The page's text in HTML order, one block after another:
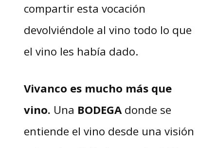
compartir esta vocación
devolviéndole al vino todo lo que
el vino les había dado.
Vivanco es mucho más que
vino. Una BODEGAdonde se
entiende el vino desde una visión